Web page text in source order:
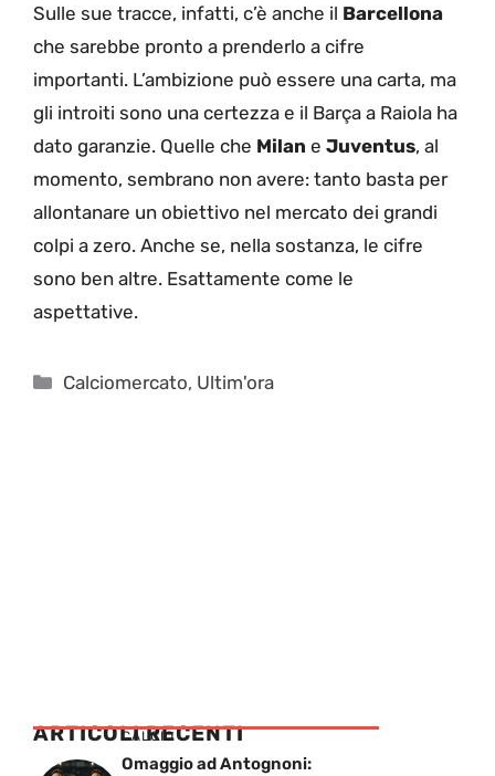
Sulle sue tracce, infatti, c’è anche il Barcellona
che sarebbe pronto a prenderlo a cifre
importanti. L’ambizione può essere una carta, ma
gli introiti sono una certezza e il Barça a Raiola ha
dato garanzie. Quelle che Milan e Juventus, al
momento, sembrano non avere: tanto basta per
allontanare un obiettivo nel mercato dei grandi
colpi a zero. Anche se, nella sostanza, le cifre
sono ben altre. Esattamente come le
aspettative.
Categorie
Calciomercato, Ultim'ora
ARTICOLI RECENTI
CALCIO
Omaggio ad Antognoni: